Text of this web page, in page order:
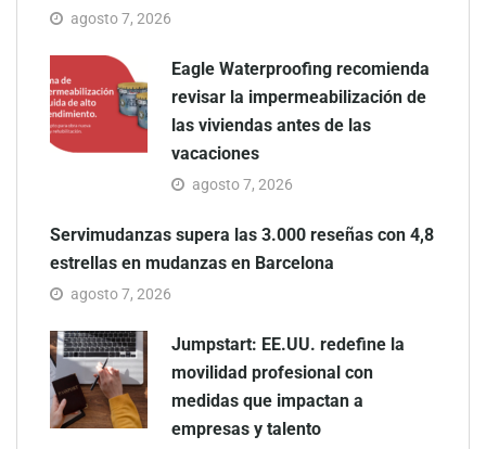
agosto 7, 2026
Eagle Waterproofing recomienda
revisar la impermeabilización de
las viviendas antes de las
vacaciones
agosto 7, 2026
Servimudanzas supera las 3.000 reseñas con 4,8
estrellas en mudanzas en Barcelona
agosto 7, 2026
Jumpstart: EE.UU. redefine la
movilidad profesional con
medidas que impactan a
empresas y talento